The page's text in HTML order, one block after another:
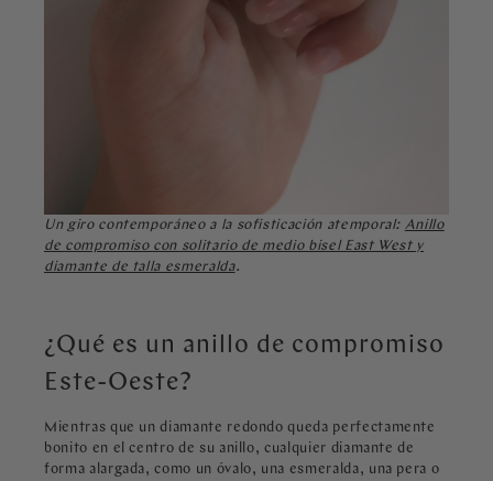
Un giro contemporáneo a la sofisticación atemporal: Anillo
de compromiso con solitario de medio bisel East West y
diamante de talla esmeralda.
¿Qué es un anillo de compromiso
Este-Oeste?
Mientras que un diamante redondo queda perfectamente
bonito en el centro de su anillo, cualquier diamante de
forma alargada, como un óvalo, una esmeralda, una pera o